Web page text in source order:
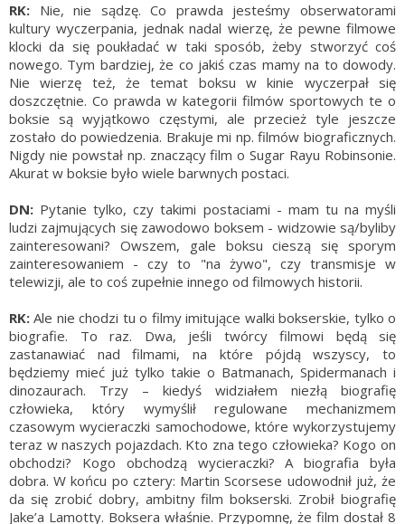
RK: Nie, nie sądzę. Co prawda jesteśmy obserwatorami
kultury wyczerpania, jednak nadal wierzę, że pewne filmowe
klocki da się poukładać w taki sposób, żeby stworzyć coś
nowego. Tym bardziej, że co jakiś czas mamy na to dowody.
Nie wierzę też, że temat boksu w kinie wyczerpał się
doszczętnie. Co prawda w kategorii filmów sportowych te o
boksie są wyjątkowo częstymi, ale przecież tyle jeszcze
zostało do powiedzenia. Brakuje mi np. filmów biograficznych.
Nigdy nie powstał np. znaczący film o Sugar Rayu Robinsonie.
Akurat w boksie było wiele barwnych postaci.
DN: Pytanie tylko, czy takimi postaciami - mam tu na myśli
ludzi zajmujących się zawodowo boksem - widzowie są/byliby
zainteresowani? Owszem, gale boksu cieszą się sporym
zainteresowaniem - czy to "na żywo", czy transmisje w
telewizji, ale to coś zupełnie innego od filmowych historii.
RK: Ale nie chodzi tu o filmy imitujące walki bokserskie, tylko o
biografie. To raz. Dwa, jeśli twórcy filmowi będą się
zastanawiać nad filmami, na które pójdą wszyscy, to
będziemy mieć już tylko takie o Batmanach, Spidermanach i
dinozaurach. Trzy – kiedyś widziałem niezłą biografię
człowieka, który wymyślił regulowane mechanizmem
czasowym wycieraczki samochodowe, które wykorzystujemy
teraz w naszych pojazdach. Kto zna tego człowieka? Kogo on
obchodzi? Kogo obchodzą wycieraczki? A biografia była
dobra. W końcu po cztery: Martin Scorsese udowodnił już, że
da się zrobić dobry, ambitny film bokserski. Zrobił biografię
Jake’a Lamotty. Boksera właśnie. Przypomnę, że film dostał 8